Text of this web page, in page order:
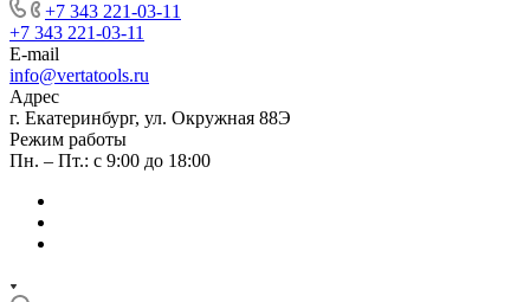
+7 343 221-03-11
+7 343 221-03-11
E-mail
info@vertatools.ru
Адрес
г. Екатеринбург, ул. Окружная 88Э
Режим работы
Пн. – Пт.: с 9:00 до 18:00